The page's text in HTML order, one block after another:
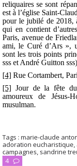
reliquaires se sont
est à l’église Saint-
pour le jubilé de 2018,
qui en contient
Paris, avenue de
ami, le Curé d’Ars »,
sont les trois points
sss et André Guitton sss)
[4] Rue Cortambert,
[5] Jour de la fête du
amoureux de Jésus-
musulman.
Tags : marie-claude
adoration eucharistique,
campagnes, sandrine
4